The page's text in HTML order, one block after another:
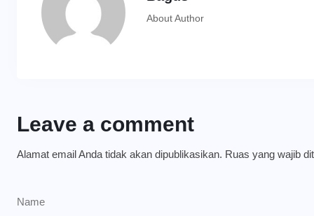
About Author
Leave a comment
Alamat email Anda tidak akan dipublikasikan. Ruas yang wajib